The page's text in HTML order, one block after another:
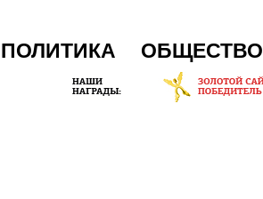
ПОЛИТИКА ОБЩЕСТВО